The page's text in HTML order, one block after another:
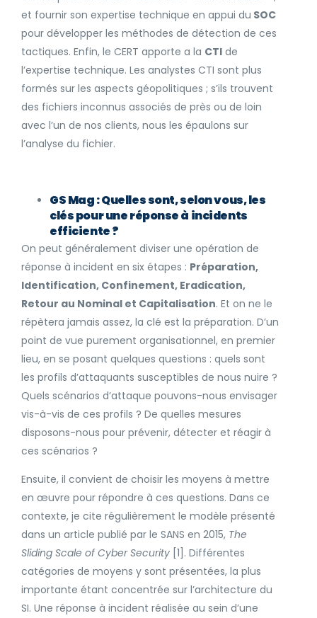
et fournir son expertise technique en appui du SOC
pour développer les méthodes de détection de ces
tactiques. Enfin, le CERT apporte a la CTI de
l’expertise technique. Les analystes CTI sont plus
formés sur les aspects géopolitiques ; s’ils trouvent
des fichiers inconnus associés de près ou de loin
avec l’un de nos clients, nous les épaulons sur
l’analyse du fichier.
GS Mag : Quelles sont, selon vous, les
clés pour une réponse à incidents
efficiente ?
On peut généralement diviser une opération de
réponse à incident en six étapes : Préparation,
Identification, Confinement, Eradication,
Retour au Nominal et Capitalisation. Et on ne le
répètera jamais assez, la clé est la préparation. D’un
point de vue purement organisationnel, en premier
lieu, en se posant quelques questions : quels sont
les profils d’attaquants susceptibles de nous nuire ?
Quels scénarios d’attaque pouvons-nous envisager
vis-à-vis de ces profils ? De quelles mesures
disposons-nous pour prévenir, détecter et réagir à
ces scénarios ?
Ensuite, il convient de choisir les moyens à mettre
en œuvre pour répondre à ces questions. Dans ce
contexte, je cite régulièrement le modèle présenté
dans un article publié par le SANS en 2015, The
Sliding Scale of Cyber Security [1]. Différentes
catégories de moyens y sont présentées, la plus
importante étant concentrée sur l’architecture du
SI. Une réponse à incident réalisée au sein d’une